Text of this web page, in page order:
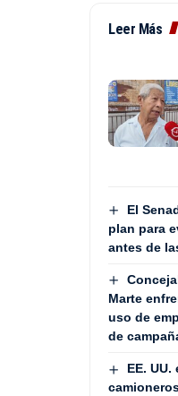
Leer Más
El
plan para
antes de
Marte
uso de
de
EE.